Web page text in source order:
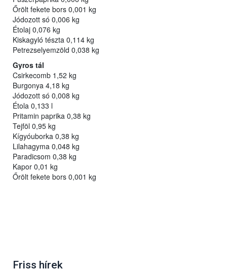
Őrölt fekete bors 0,001 kg
Jódozott só 0,006 kg
Étolaj 0,076 kg
Kiskagyló tészta 0,114 kg
Petrezselyemzöld 0,038 kg
Gyros tál
Csirkecomb 1,52 kg
Burgonya 4,18 kg
Jódozott só 0,008 kg
Étola 0,133 l
Pritamin paprika 0,38 kg
Tejföl 0,95 kg
Kígyóuborka 0,38 kg
Lilahagyma 0,048 kg
Paradicsom 0,38 kg
Kapor 0,01 kg
Őrölt fekete bors 0,001 kg
Friss hírek